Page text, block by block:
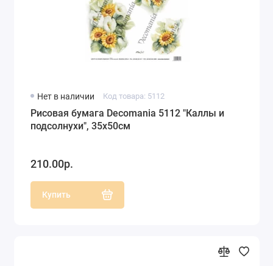
Нет в наличии Код товара: 5112
Рисовая бумага Decomania 5112 "Каллы и
подсолнухи", 35х50см
210.00р.
Купить